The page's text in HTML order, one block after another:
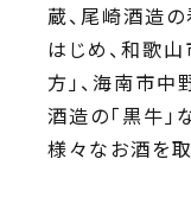
蔵、尾崎酒造
はじめ、和歌
方」、海南市中
酒造の「黒牛
様々なお酒を取